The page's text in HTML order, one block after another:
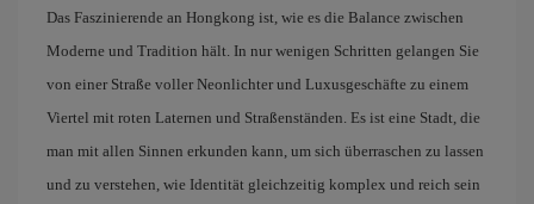
Das Faszinierende an Hongkong ist, wie es die Balance zwischen
Moderne und Tradition hält. In nur wenigen Schritten gelangen Sie
von einer Straße voller Neonlichter und Luxusgeschäfte zu einem
Viertel mit roten Laternen und Straßenständen. Es ist eine Stadt, die
man mit allen Sinnen erkunden kann, um sich überraschen zu lassen
und zu verstehen, wie Identität gleichzeitig komplex und reich sein